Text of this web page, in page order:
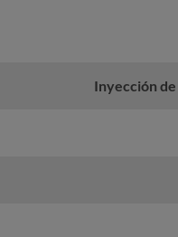
Inyección